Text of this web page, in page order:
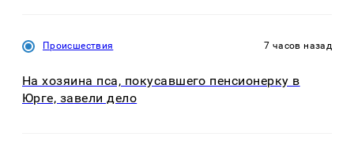
Происшествия 7 часов назад
На хозяина пса, покусавшего пенсионерку в
Юрге, завели дело